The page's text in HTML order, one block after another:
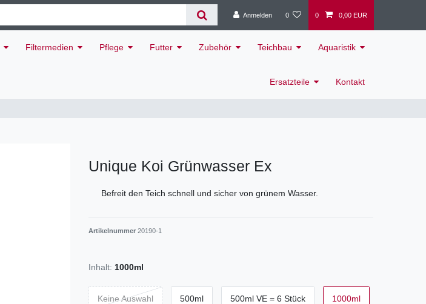
Anmelden
0 0 0,00 EUR
Filtermedien Pflege Futter Zubehör Teichbau Aquaristik
Ersatzteile Kontakt
Unique Koi Grünwasser Ex
Befreit den Teich schnell und sicher von grünem Wasser.
Artikelnummer 20190-1
Inhalt: 1000ml
Keine Auswahl 500ml 500ml VE = 6 Stück 1000ml